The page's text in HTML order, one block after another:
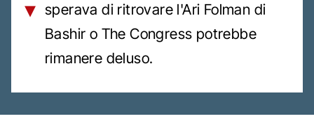
sperava di ritrovare l'Ari Folman di
Bashir o The Congress potrebbe
rimanere deluso.